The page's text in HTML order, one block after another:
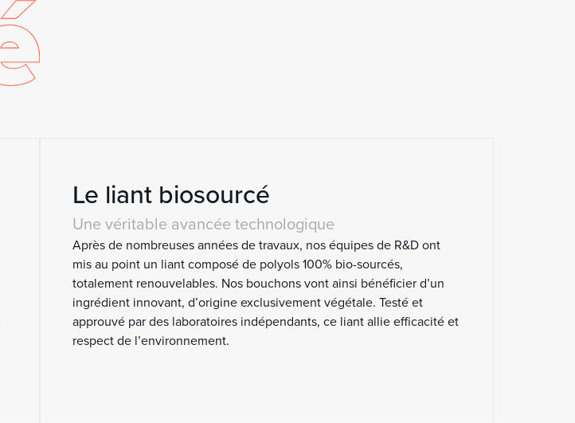
Le liant biosourcé
Une véritable avancée technologique
Après de nombreuses années de travaux, nos équipes de R&D ont
mis au point un liant composé de polyols 100% bio-sourcés,
totalement renouvelables. Nos bouchons vont ainsi bénéficier d’un
ingrédient innovant, d’origine exclusivement végétale. Testé et
approuvé par des laboratoires indépendants, ce liant allie efficacité et
respect de l’environnement.